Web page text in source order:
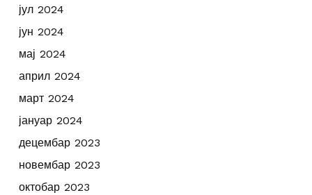
јул 2024
јун 2024
мај 2024
април 2024
март 2024
јануар 2024
децембар 2023
новембар 2023
октобар 2023